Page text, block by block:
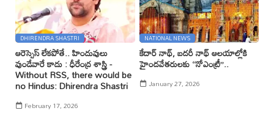
DHIRENDRA SHASTRI
ఆరెస్సెస్ లేకపోతే.. హిందువులు
వుండేవారే కాదు : ధీరేంద్ర శాస్త్రి -
Without RSS, there would be
no Hindus: Dhirendra Shastri
February 17, 2026
NATIONAL NEWS
కేదార్ నాథ్, బదరీ నాథ్ ఆలయాల్లోకి
హైందవేతరులకు ‘‘నోఎంట్రీ’’..
January 27, 2026